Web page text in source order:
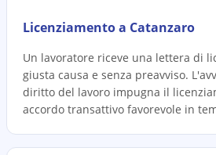
Licenziamento a Catanzaro
Un lavoratore riceve una lettera di
giusta causa e senza preavviso.
diritto del lavoro impugna il
accordo transattivo favorevole in